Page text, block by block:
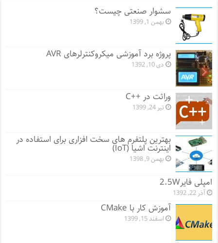
سشوار صنعتی چیست؟
بهمن 1, 1399
پروژه برد آموزشی میکروکنترلرهای AVR
دی 10, 1392
وراثت در ++C
تیر 24, 1399
بهترین پلتفرم های سخت افزاری برای استفاده در
اینترنت اشیا (IoT)
بهمن 9, 1398
امپلی فایر2.5W
آذر 22, 1392
آموزش کار با CMake
اسفند 15, 1399